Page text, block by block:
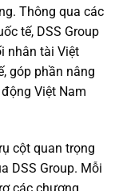
Thông qua các
tế, DSS Group
nhân tài Việt
góp phần nâng
Việt Nam
cột quan trọng
DSS Group. Mỗi
các chương